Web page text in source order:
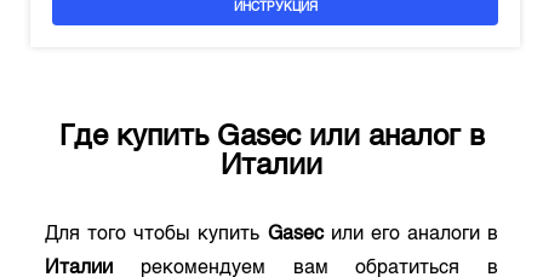
ИНСТРУКЦИЯ
Где купить Gasecили аналог в
Италии
Для того чтобы купить Gasecили его аналоги в
Италии рекомендуем вам обратиться в